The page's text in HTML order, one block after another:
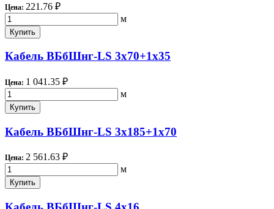
Цена: 221.76 ₽
м
Купить
Кабель ВБбШнг-LS 3х70+1х35
Цена: 1 041.35 ₽
м
Купить
Кабель ВБбШнг-LS 3х185+1х70
Цена: 2 561.63 ₽
м
Купить